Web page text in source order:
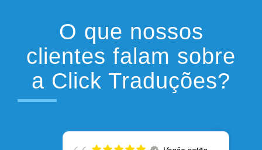
O que nossos
clientes falam sobre
a Click Traduções?